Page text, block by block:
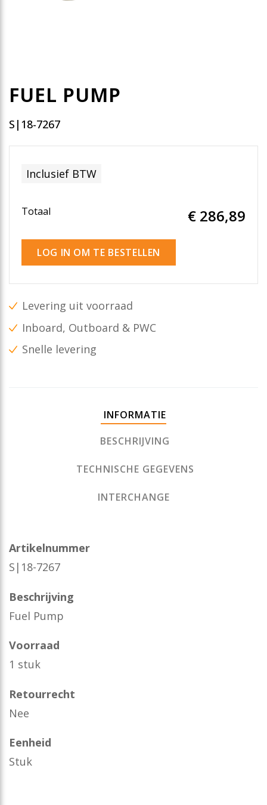
FUEL PUMP
S|18-7267
Inclusief BTW
Totaal € 286,89
LOG IN OM TE BESTELLEN
Levering uit voorraad
Inboard, Outboard & PWC
Snelle levering
INFORMATIE
BESCHRIJVING
TECHNISCHE GEGEVENS
INTERCHANGE
Artikelnummer
S|18-7267
Beschrijving
Fuel Pump
Voorraad
1 stuk
Retourrecht
Nee
Eenheid
Stuk